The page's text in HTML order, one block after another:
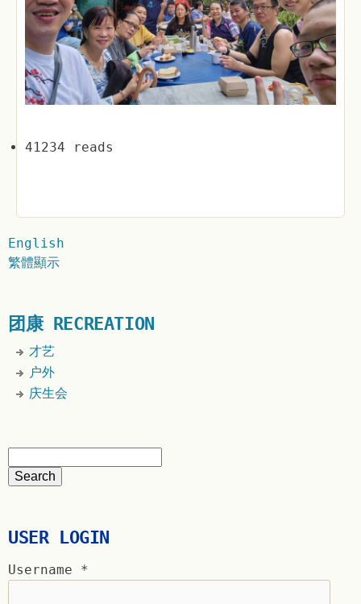
41234 reads
English
繁體顯示
团康 RECREATION
才艺
户外
庆生会
USER LOGIN
Username *